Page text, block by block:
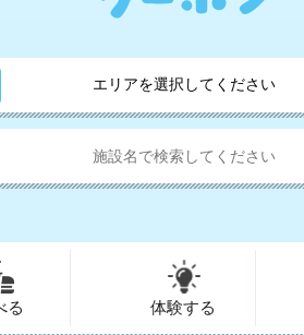
エリアを選択してください
る 体験する